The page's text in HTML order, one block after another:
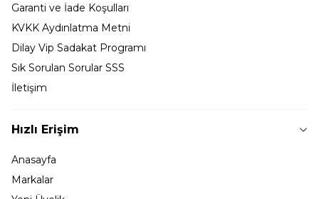
Garanti ve İade Koşulları
KVKK Aydınlatma Metni
Dilay Vip Sadakat Programı
Sık Sorulan Sorular SSS
İletişim
Hızlı Erişim
Anasayfa
Markalar